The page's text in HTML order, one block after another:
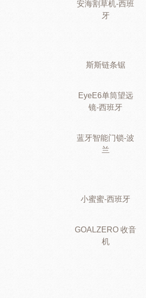
安海割草机-西班
牙
斯斯链条锯
EyeE6单筒望远
镜-西班牙
蓝牙智能门锁-波
兰
小蜜蜜-西班牙
GOALZERO 收音
机